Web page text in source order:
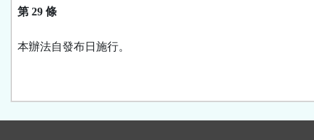
第 29 條
本辦法自發布日施行。